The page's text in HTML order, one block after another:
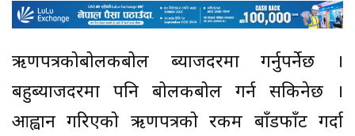
ऋणपत्रकोबोलकबोल ब्याजदरमा गर्नुपर्नेछ ।
बहुब्याजदरमा पनि बोलकबोल गर्न सकिनेछ ।
आह्वान गरिएको ऋणपत्रको रकम बाँडफाँट गर्दा